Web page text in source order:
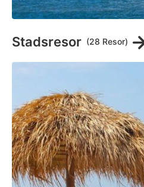
Stadsresor (28 Resor)